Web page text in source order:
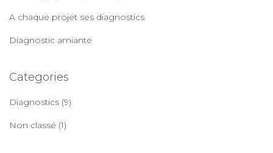
A chaque projet ses diagnostics
Diagnostic amiante
Categories
Diagnostics (9)
Non classé (1)